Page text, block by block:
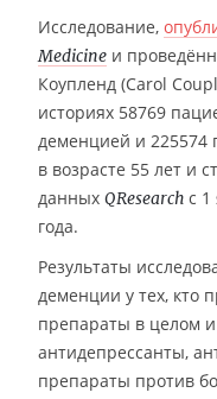
Исследование,
Medicine и
Коупленд (Carol
историях 58769
деменцией и 225574
в возрасте 55 лет и
данных QResearch с 1
года.
Результаты
деменции у тех, кто
препараты в целом
антидепрессанты,
препараты против